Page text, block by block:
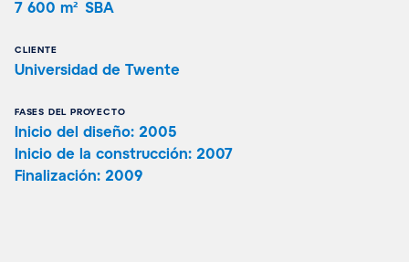
7 600 m² SBA
CLIENTE
Universidad de Twente
FASES DEL PROYECTO
Inicio del diseño: 2005
Inicio de la construcción: 2007
Finalización: 2009